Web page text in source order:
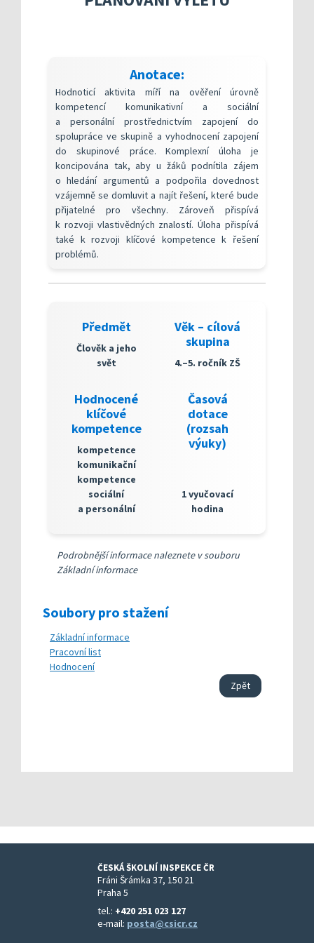
Publikace s
Příklady
Anotace:
Hodnoticí aktivita míří na ověření úrovně
kompetencí komunikativní a sociální
a personální prostřednictvím zapojení do
spolupráce ve skupině a vyhodnocení zapojení
do skupinové práce. Komplexní úloha je
koncipována tak, aby u žáků podnítila zájem
o hledání argumentů a podpořila dovednost
vzájemně se domluvit a najít řešení, které bude
přijatelné pro všechny. Zároveň přispívá
k rozvoji vlastivědných znalostí. Úloha přispívá
také k rozvoji klíčové kompetence k řešení
problémů.
Předmět
Člověk a jeho
svět
Věk – cílová
skupina
4.–5. ročník ZŠ
Hodnocené
klíčové
kompetence
kompetence
komunikační
kompetence
sociální
a personální
Časová
dotace
(rozsah
výuky)
1 vyučovací
hodina
Podrobnější informace naleznete v souboru
Základní informace
Soubory pro stažení
Základní informace
Pracovní list
Hodnocení
Zpět
ČESKÁ ŠKOLNÍ INSPEKCE ČR
Fráni Šrámka 37, 150 21
Praha 5
tel.: +420 251 023 127
e-mail: posta@csicr.cz